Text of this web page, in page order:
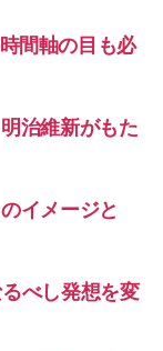
間軸の目も必
治維新がもた
イメージと
べし発想を変